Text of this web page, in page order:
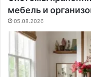
мебель и
05.08.2026